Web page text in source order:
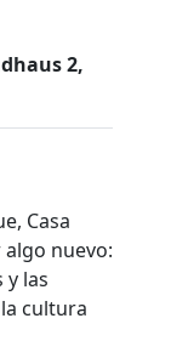
2,
Casa
nuevo:
las
cultura